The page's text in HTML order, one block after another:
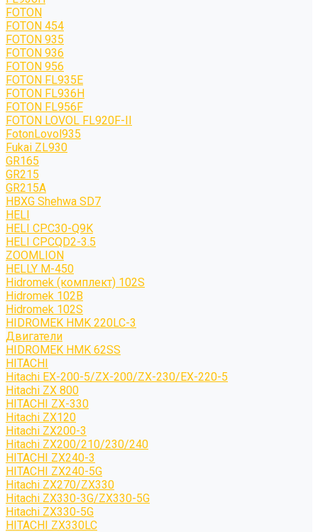
FOTON
FOTON 454
FOTON 935
FOTON 936
FOTON 956
FOTON FL935E
FOTON FL936H
FOTON FL956F
FOTON LOVOL FL920F-II
FotonLovol935
Fukai ZL930
GR165
GR215
GR215A
HBXG Shehwa SD7
HELI
HELI CPC30-Q9K
HELI CPCQD2-3.5
ZOOMLION
HELLY M-450
Hidromek (комплект) 102S
Hidromek 102B
Hidromek 102S
HIDROMEK HMK 220LC-3
Двигатели
HIDROMEK HMK 62SS
HITACHI
Hitachi EX-200-5/ZX-200/ZX-230/EX-220-5
Hitachi ZX 800
HITACHI ZX-330
Hitachi ZX120
Hitachi ZX200-3
Hitachi ZX200/210/230/240
HITACHI ZX240-3
HITACHI ZX240-5G
Hitachi ZX270/ZX330
Hitachi ZX330-3G/ZX330-5G
Hitachi ZX330-5G
HITACHI ZX330LC